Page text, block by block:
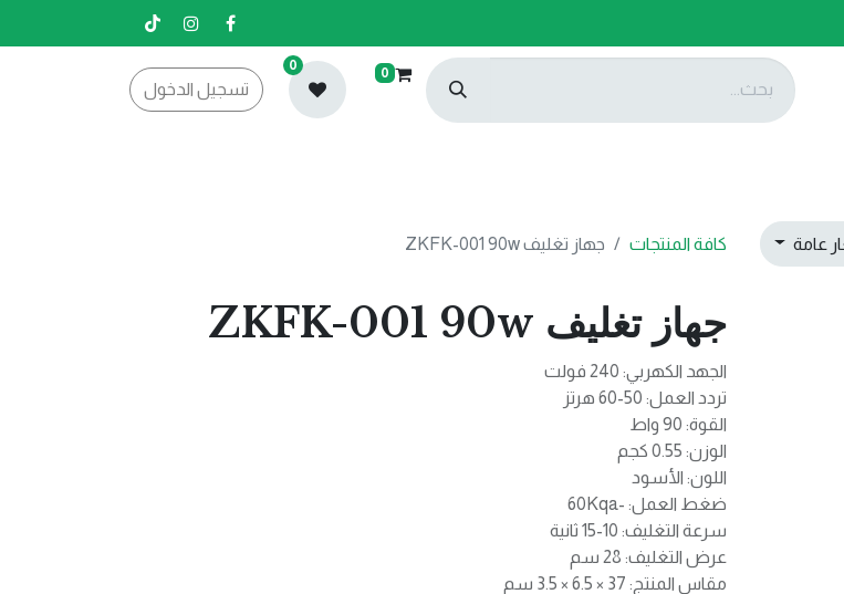
0
0
تسجيل الدخول
عامة كافة المنتجات جهاز تغليف ZKFK-001 90w
جهاز تغليف ZKFK-001 90w
الجهد الكهربي: 240 فولت
تردد العمل: 50-60 هرتز
القوة: 90 واط
الوزن: 0.55 كجم
اللون: الأسود
ضغط العمل: -60Kqa
سرعة التغليف: 10-15 ثانية
عرض التغليف: 28 سم
مقاس المنتج: 37 × 6.5 × 3.5 سم